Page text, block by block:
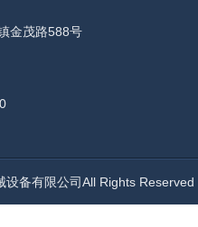
金茂路588号
设备有限公司All Rights